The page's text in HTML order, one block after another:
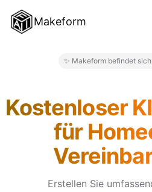
Makeform
PREISE
✨ Makeform befindet
Kostenloser
für
Erstellen Sie